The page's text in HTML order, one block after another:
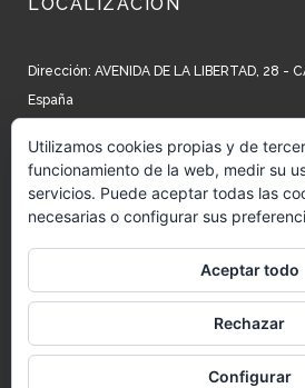
LOCALIZACIÓN
Dirección: AVENIDA DE LA LIBERTAD, 28 -
España
Teléfono: +34 965 827 250
Email: info@barrow.es
REDES SOCIALES
Siguenos en:Instagram
Utilizamos cookies propias y de
funcionamiento de la web, medir su
servicios. Puede aceptar todas las
necesarias o configurar sus
Aceptar todo
Rechazar
Configurar